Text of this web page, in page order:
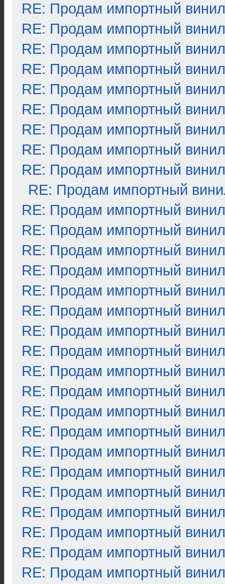
RE: Продам импортный винил
RE: Продам импортный винил
RE: Продам импортный винил
RE: Продам импортный винил
RE: Продам импортный винил
RE: Продам импортный винил
RE: Продам импортный винил
RE: Продам импортный винил
RE: Продам импортный винил
RE: Продам импортный
RE: Продам импортный винил
RE: Продам импортный винил
RE: Продам импортный винил
RE: Продам импортный винил
RE: Продам импортный винил
RE: Продам импортный винил
RE: Продам импортный винил
RE: Продам импортный винил
RE: Продам импортный винил
RE: Продам импортный винил
RE: Продам импортный винил
RE: Продам импортный винил
RE: Продам импортный винил
RE: Продам импортный винил
RE: Продам импортный винил
RE: Продам импортный винил
RE: Продам импортный винил
RE: Продам импортный винил
RE: Продам импортный винил